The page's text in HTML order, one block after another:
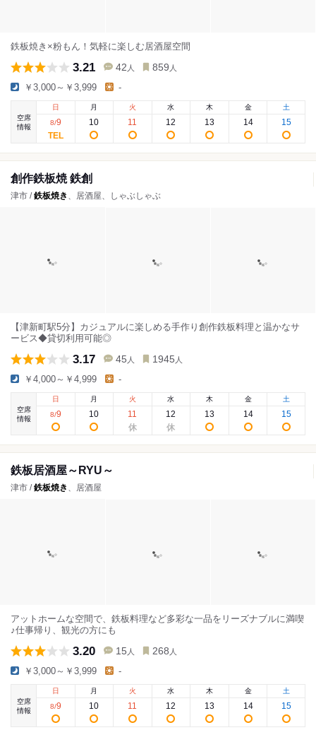
鉄板焼き×粉もん！気軽に楽しむ居酒屋空間
3.21 42 人 859 人
￥3,000～￥3,999 -
空席
情報
日
8/9
月
10
火
11
水
12
木
13
金
14
土
15
創作鉄板焼 鉄創
津市 /鉄板焼き 、居酒屋、しゃぶしゃぶ
【津新町駅5分】カジュアルに楽しめる手作り創作鉄板料理と温かなサ
ービス◆貸切利用可能◎
3.17 45 人 1945 人
￥4,000～￥4,999 -
空席
情報
日
8/9
月
10
火
11
水
12
木
13
金
14
土
15
鉄板居酒屋～RYU～
津市 /鉄板焼き 、居酒屋
アットホームな空間で、鉄板料理など多彩な一品をリーズナブルに満喫
♪仕事帰り、観光の方にも
3.20 15 人 268 人
￥3,000～￥3,999 -
空席
情報
日
8/9
月
10
火
11
水
12
木
13
金
14
土
15